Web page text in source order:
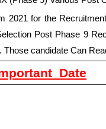
2021 for the
Post Phase 9
candidate Can
Date